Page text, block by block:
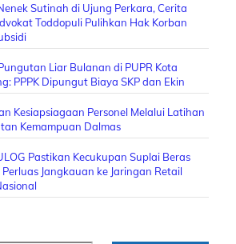
Sutinah di Ujung Perkara, Cerita
Toddopuli Pulihkan Hak Korban
Liar Bulanan di PUPR Kota
PPPK Dipungut Biaya SKP dan Ekin
Kesiapsiagaan Personel Melalui Latihan
Kemampuan Dalmas
Pastikan Kecukupan Suplai Beras
Perluas Jangkauan ke Jaringan Retail